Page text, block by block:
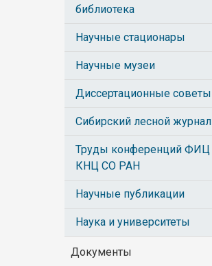
библиотека
Научные стационары
Научные музеи
Диссертационные советы
Сибирский лесной журнал
Труды конференций ФИЦ
КНЦ СО РАН
Научные публикации
Наука и университеты
Документы